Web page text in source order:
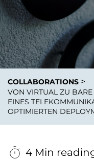
COLLABORATIONS >
VON VIRTUAL ZU
EINES
OPTIMIERTEN
4 Min